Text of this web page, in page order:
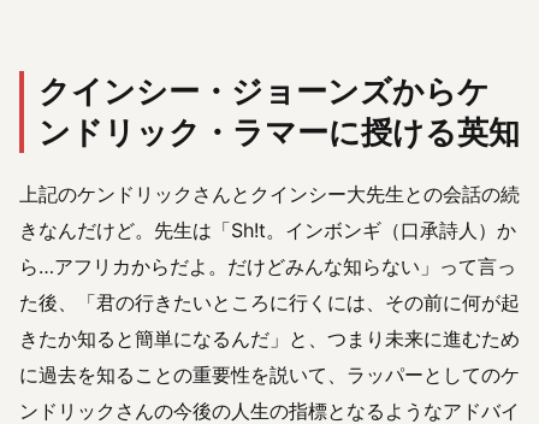
クインシー・ジョーンズからケ
ンドリック・ラマーに授ける英知
上記のケンドリックさんとクインシー大先生との会話の続
きなんだけど。先生は「Sh!t。インボンギ（口承詩人）か
ら…アフリカからだよ。だけどみんな知らない」って言っ
た後、「君の行きたいところに行くには、その前に何が起
きたか知ると簡単になるんだ」と、つまり未来に進むため
に過去を知ることの重要性を説いて、ラッパーとしてのケ
ンドリックさんの今後の人生の指標となるようなアドバイ